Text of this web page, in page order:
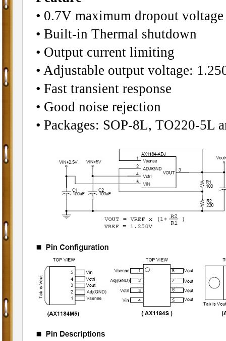
• 0.7V maximum dropout
• Built-in Thermal shutdown
• Output current limiting
• Adjustable output voltage:
• Fast transient response
• Good noise rejection
• Packages: SOP-8L, TO220-5L